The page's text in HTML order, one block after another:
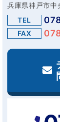
兵庫県神戸市
TEL
FAX